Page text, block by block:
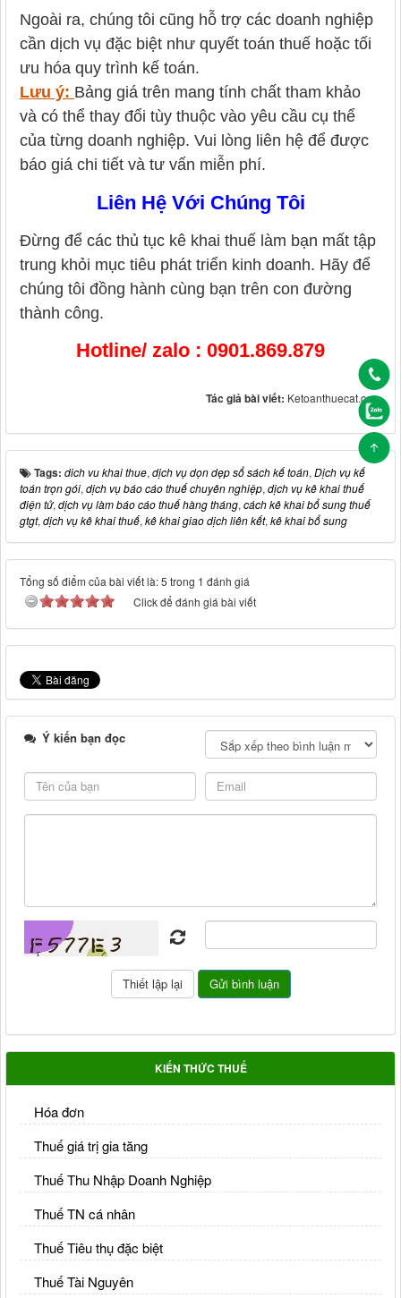
Ngoài ra, chúng tôi cũng hỗ trợ các doanh nghiệp
cần dịch vụ đặc biệt như quyết toán thuế hoặc tối
ưu hóa quy trình kế toán.
Lưu ý: Bảng giá trên mang tính chất tham khảo
và có thể thay đổi tùy thuộc vào yêu cầu cụ thể
của từng doanh nghiệp. Vui lòng liên hệ để được
báo giá chi tiết và tư vấn miễn phí.
Liên Hệ Với Chúng Tôi
Đừng để các thủ tục kê khai thuế làm bạn mất tập
trung khỏi mục tiêu phát triển kinh doanh. Hãy để
chúng tôi đồng hành cùng bạn trên con đường
thành công.
Hotline/ zalo : 0901.869.879
Tác giả bài viết: Ketoanthuecat.com
Tags: dich vu khai thue, dịch vụ dọn dẹp sổ sách kế toán, Dịch vụ kế
toán trọn gói, dịch vụ báo cáo thuế chuyên nghiệp, dịch vụ kê khai thuế
điện tử, dịch vụ làm báo cáo thuế hàng tháng, cách kê khai bổ sung thuế
gtgt, dịch vụ kê khai thuế, kê khai giao dịch liên kết, kê khai bổ sung
Tổng số điểm của bài viết là: 5 trong 1 đánh giá
Click để đánh giá bài viết
Ý kiến bạn đọc
KIẾN THỨC THUẾ
Hóa đơn
Thuế giá trị gia tăng
Thuế Thu Nhập Doanh Nghiệp
Thuế TN cá nhân
Thuế Tiêu thụ đặc biệt
Thuế Tài Nguyên